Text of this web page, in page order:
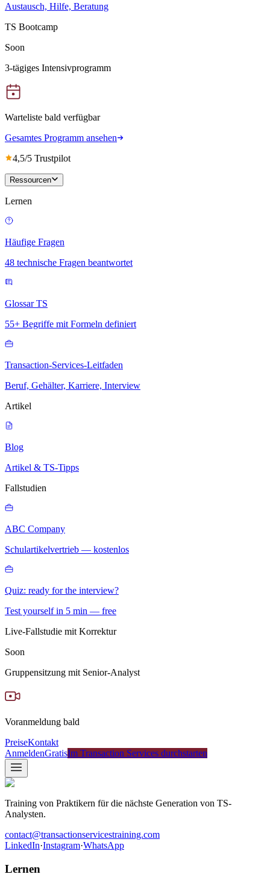
Austausch, Hilfe, Beratung
TS Bootcamp
Soon
3-tägiges Intensivprogramm
Warteliste bald verfügbar
Gesamtes Programm ansehen
4,5/5 Trustpilot
Ressourcen
Lernen
Häufige Fragen
48 technische Fragen beantwortet
Glossar TS
55+ Begriffe mit Formeln definiert
Transaction-Services-Leitfaden
Beruf, Gehälter, Karriere, Interview
Artikel
Blog
Artikel & TS-Tipps
Fallstudien
ABC Company
Schulartikelvertrieb — kostenlos
Quiz: ready for the interview?
Test yourself in 5 min — free
Live-Fallstudie mit Korrektur
Soon
Gruppensitzung mit Senior-Analyst
Voranmeldung bald
PreiseKontakt
AnmeldenGratisIm Transaction Services durchstarten
Training von Praktikern für die nächste Generation von TS-
Analysten.
contact@transactionservicestraining.com
LinkedIn·Instagram·WhatsApp
Lernen